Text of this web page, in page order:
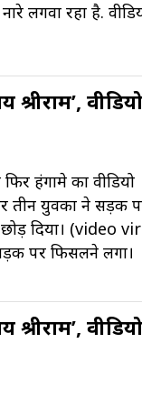
लगवा रहा है.
वीडियो
हंगामे का वीडियो
तीन युवकों ने सड़क
दिया। (video
पर फिसलने लगा।
वीडियो